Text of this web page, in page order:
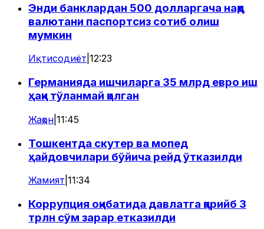
Энди банклардан 500 долларгача нақд
валютани паспортсиз сотиб олиш
мумкин
Иқтисодиёт 12:23
Германияда ишчиларга 35 млрд евро иш
ҳақи тўланмай қолган
Жаҳон 11:45
Тошкентда скутер ва мопед
ҳайдовчилари бўйича рейд ўтказилди
Жамият 11:34
Коррупция оқибатида давлатга қарийб 3
трлн сўм зарар етказилди